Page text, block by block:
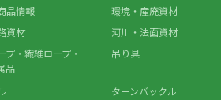
品情報
環境・産廃資材
資材
河川・法面資材
プ・繊維ロープ・
品
吊り具
ターンバックル